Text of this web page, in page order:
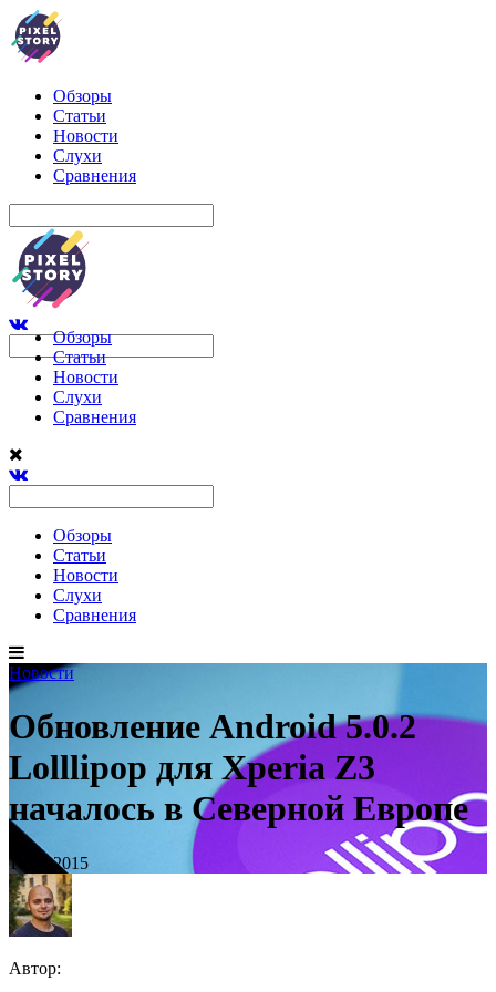
Обзоры
Статьи
Новости
Слухи
Сравнения
Обзоры
Статьи
Новости
Слухи
Сравнения
Обзоры
Статьи
Новости
Слухи
Сравнения
Новости
Обновление Android 5.0.2
Lolllipop для Xperia Z3
началось в Северной Европе
16.03.2015
Автор: